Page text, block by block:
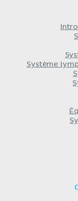
Système